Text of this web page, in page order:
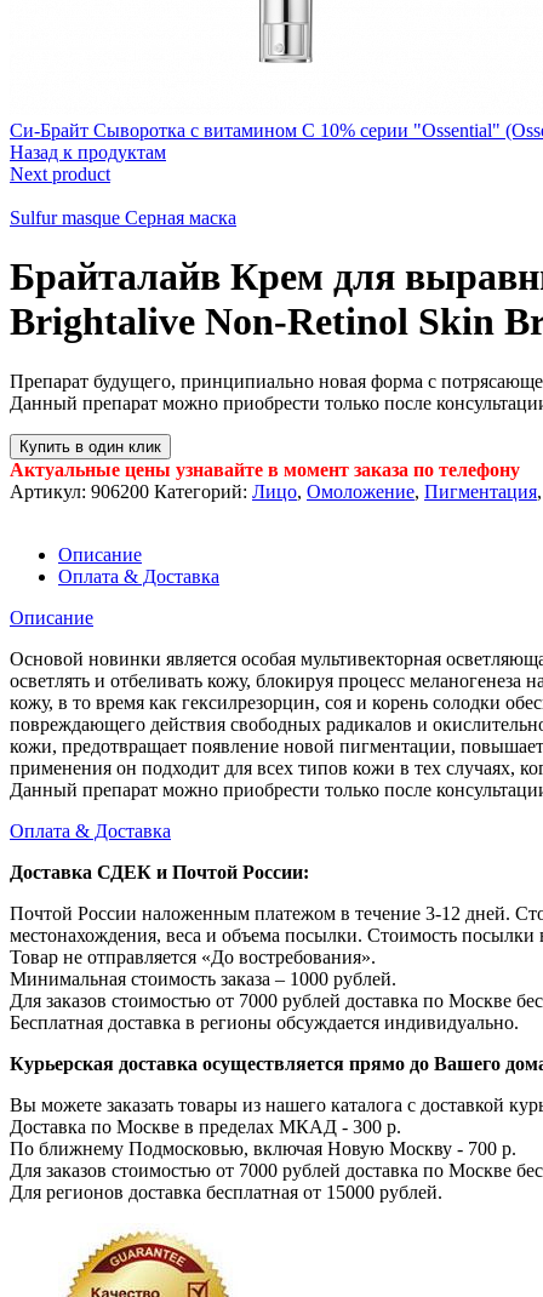
Си-Брайт Сыворотка с витамином С 10% серии "Ossential"
Назад к продуктам
Next product
Sulfur masque Серная маска
Брайталайв Крем для
Brightalive Non-Retinol Skin
Препарат будущего, принципиально новая форма с
Данный препарат можно приобрести только после
Купить в один клик
Актуальные цены узнавайте в момент заказа по телефону
Артикул: 906200 Категорий: Лицо, Омоложение, Пигментация,
Описание
Оплата & Доставка
Описание
Основой новинки является особая мультивекторная
осветлять и отбеливать кожу, блокируя процесс
кожу, в то время как гексилрезорцин, соя и корень солодки
повреждающего действия свободных радикалов и
кожи, предотвращает появление новой пигментации,
применения он подходит для всех типов кожи в тех случаях,
Данный препарат можно приобрести только после
Оплата & Доставка
Доставка СДЕК и Почтой России:
Почтой России наложенным платежом в течение 3-12 дней.
местонахождения, веса и объема посылки. Стоимость
Товар не отправляется «До востребования».
Минимальная стоимость заказа – 1000 рублей.
Для заказов стоимостью от 7000 рублей доставка по Москве
Бесплатная доставка в регионы обсуждается индивидуально.
Курьерская доставка осуществляется прямо до Вашего
Вы можете заказать товары из нашего каталога с доставкой
Доставка по Москве в пределах МКАД - 300 р.
По ближнему Подмосковью, включая Новую Москву - 700 р.
Для заказов стоимостью от 7000 рублей доставка по Москве
Для регионов доставка бесплатная от 15000 рублей.